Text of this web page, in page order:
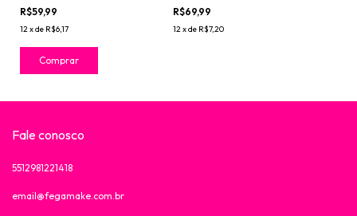
R$59,99
12xde R$6,17
R$69,99
12xde R$7,20
Fale conosco
5512981221418
email@fegamake.com.br